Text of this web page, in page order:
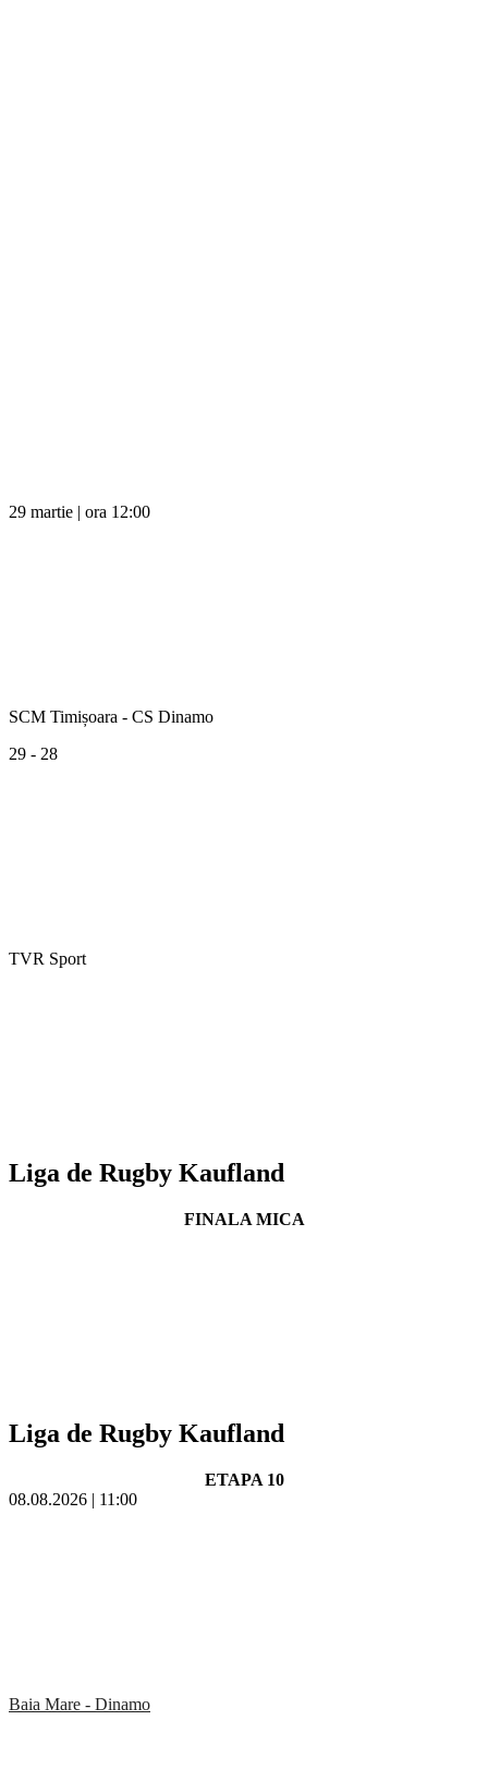
29 martie | ora 12:00
SCM Timișoara - CS Dinamo
29 - 28
TVR Sport
Liga de Rugby Kaufland
FINALA MICA
Liga de Rugby Kaufland
ETAPA 10
08.08.2026 | 11:00
Baia Mare - Dinamo